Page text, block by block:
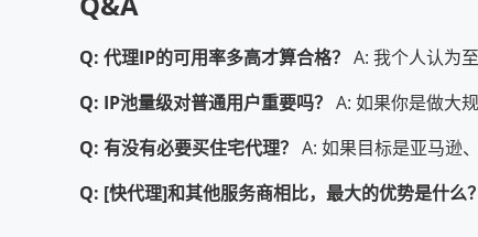
Q: 代理IP的可用率多高才算合格？ A: 我个人认为
Q: IP池量级对普通用户重要吗？ A: 如果你是做大
Q: 有没有必要买住宅代理？ A: 如果目标是亚马逊
Q: [快代理]和其他服务商相比，最大的优势是什么？